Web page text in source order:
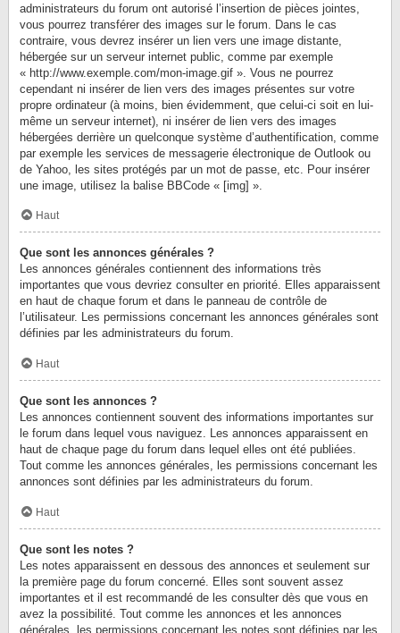
administrateurs du forum ont autorisé l’insertion de pièces jointes,
vous pourrez transférer des images sur le forum. Dans le cas
contraire, vous devrez insérer un lien vers une image distante,
hébergée sur un serveur internet public, comme par exemple
« http://www.exemple.com/mon-image.gif ». Vous ne pourrez
cependant ni insérer de lien vers des images présentes sur votre
propre ordinateur (à moins, bien évidemment, que celui-ci soit en lui-
même un serveur internet), ni insérer de lien vers des images
hébergées derrière un quelconque système d’authentification, comme
par exemple les services de messagerie électronique de Outlook ou
de Yahoo, les sites protégés par un mot de passe, etc. Pour insérer
une image, utilisez la balise BBCode « [img] ».
Haut
Que sont les annonces générales ?
Les annonces générales contiennent des informations très
importantes que vous devriez consulter en priorité. Elles apparaissent
en haut de chaque forum et dans le panneau de contrôle de
l’utilisateur. Les permissions concernant les annonces générales sont
définies par les administrateurs du forum.
Haut
Que sont les annonces ?
Les annonces contiennent souvent des informations importantes sur
le forum dans lequel vous naviguez. Les annonces apparaissent en
haut de chaque page du forum dans lequel elles ont été publiées.
Tout comme les annonces générales, les permissions concernant les
annonces sont définies par les administrateurs du forum.
Haut
Que sont les notes ?
Les notes apparaissent en dessous des annonces et seulement sur
la première page du forum concerné. Elles sont souvent assez
importantes et il est recommandé de les consulter dès que vous en
avez la possibilité. Tout comme les annonces et les annonces
générales, les permissions concernant les notes sont définies par les